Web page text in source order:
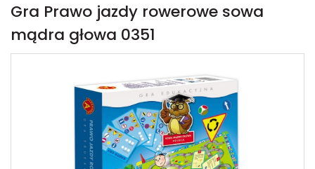
Gra Prawo jazdy rowerowe sowa
mądra głowa 0351